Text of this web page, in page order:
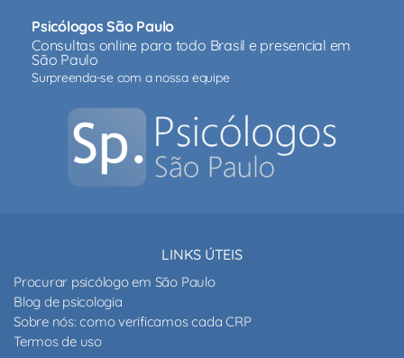
Psicólogos São Paulo
Consultas online para todo Brasil e presencial em
São Paulo
Surpreenda-se com a nossa equipe
LINKS ÚTEIS
Procurar psicólogo em São Paulo
Blog de psicologia
Sobre nós: como verificamos cada CRP
Termos de uso